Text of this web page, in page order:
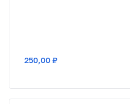
250,00 ₽